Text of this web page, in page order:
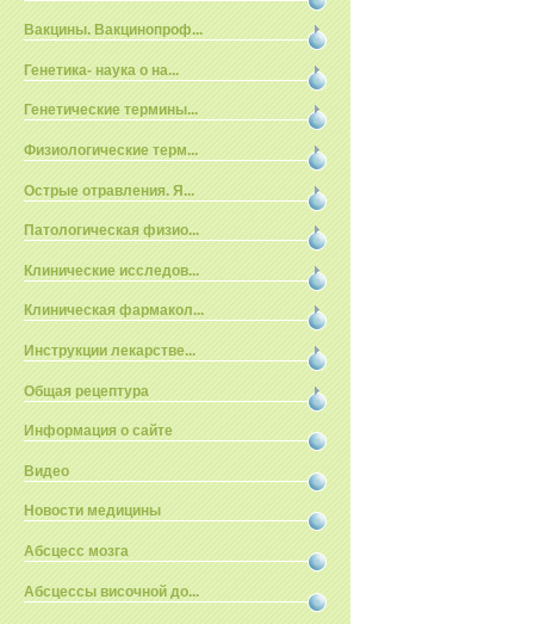
Вакцины. Вакцинопроф...
Генетика- наука о на...
Генетические термины...
Физиологические терм...
Острые отравления. Я...
Патологическая физио...
Клинические исследов...
Клиническая фармакол...
Инструкции лекарстве...
Общая рецептура
Информация о сайте
Видео
Новости медицины
Абсцесс мозга
Абсцессы височной до...